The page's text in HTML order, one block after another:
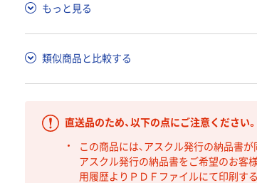
もっと見る
類似商品と比較する
直送品のため、以下の点にご注意ください。
この商品には、アスクル発行の納品書
アスクル発行の納品書をご希望のお客
用履歴よりＰＤＦファイルにて印刷す